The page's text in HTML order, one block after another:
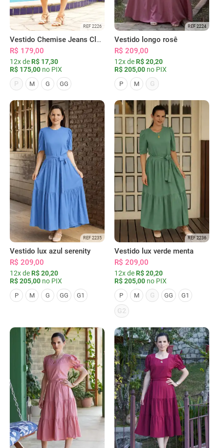
REF 2226
Vestido Chemise Jeans Clássica Serena
R$ 179,00
12x de R$ 17,30
R$ 175,00 no PIX
P
M G GG
REF 2224
Vestido longo rosê
R$ 209,00
12x de R$ 20,20
R$ 205,00 no PIX
P M G
REF 2235
Vestido lux azul serenity
R$ 209,00
12x de R$ 20,20
R$ 205,00 no PIX
P M G GG G1
REF 2236
Vestido lux verde menta
R$ 209,00
12x de R$ 20,20
R$ 205,00 no PIX
P M G GG G1
G2